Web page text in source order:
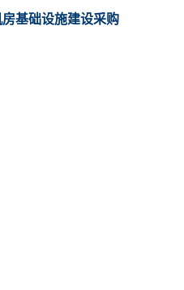
基础设施建设采购